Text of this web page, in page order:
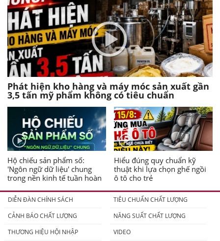
Phát hiện kho hàng và máy móc sản xuất gần
3,5 tấn mỹ phẩm không có tiêu chuẩn
Hộ chiếu sản phẩm số:
'Ngôn ngữ dữ liệu' chung
trong nền kinh tế tuần hoàn
Hiểu đúng quy chuẩn kỹ
thuật khi lựa chọn ghế ngồi
ô tô cho trẻ
DIỄN ĐÀN CHÍNH SÁCH
TIÊU CHUẨN CHẤT LƯỢNG
CẢNH BÁO CHẤT LƯỢNG
NĂNG SUẤT CHẤT LƯỢNG
THƯƠNG HIỆU HỘI NHẬP
VIDEO